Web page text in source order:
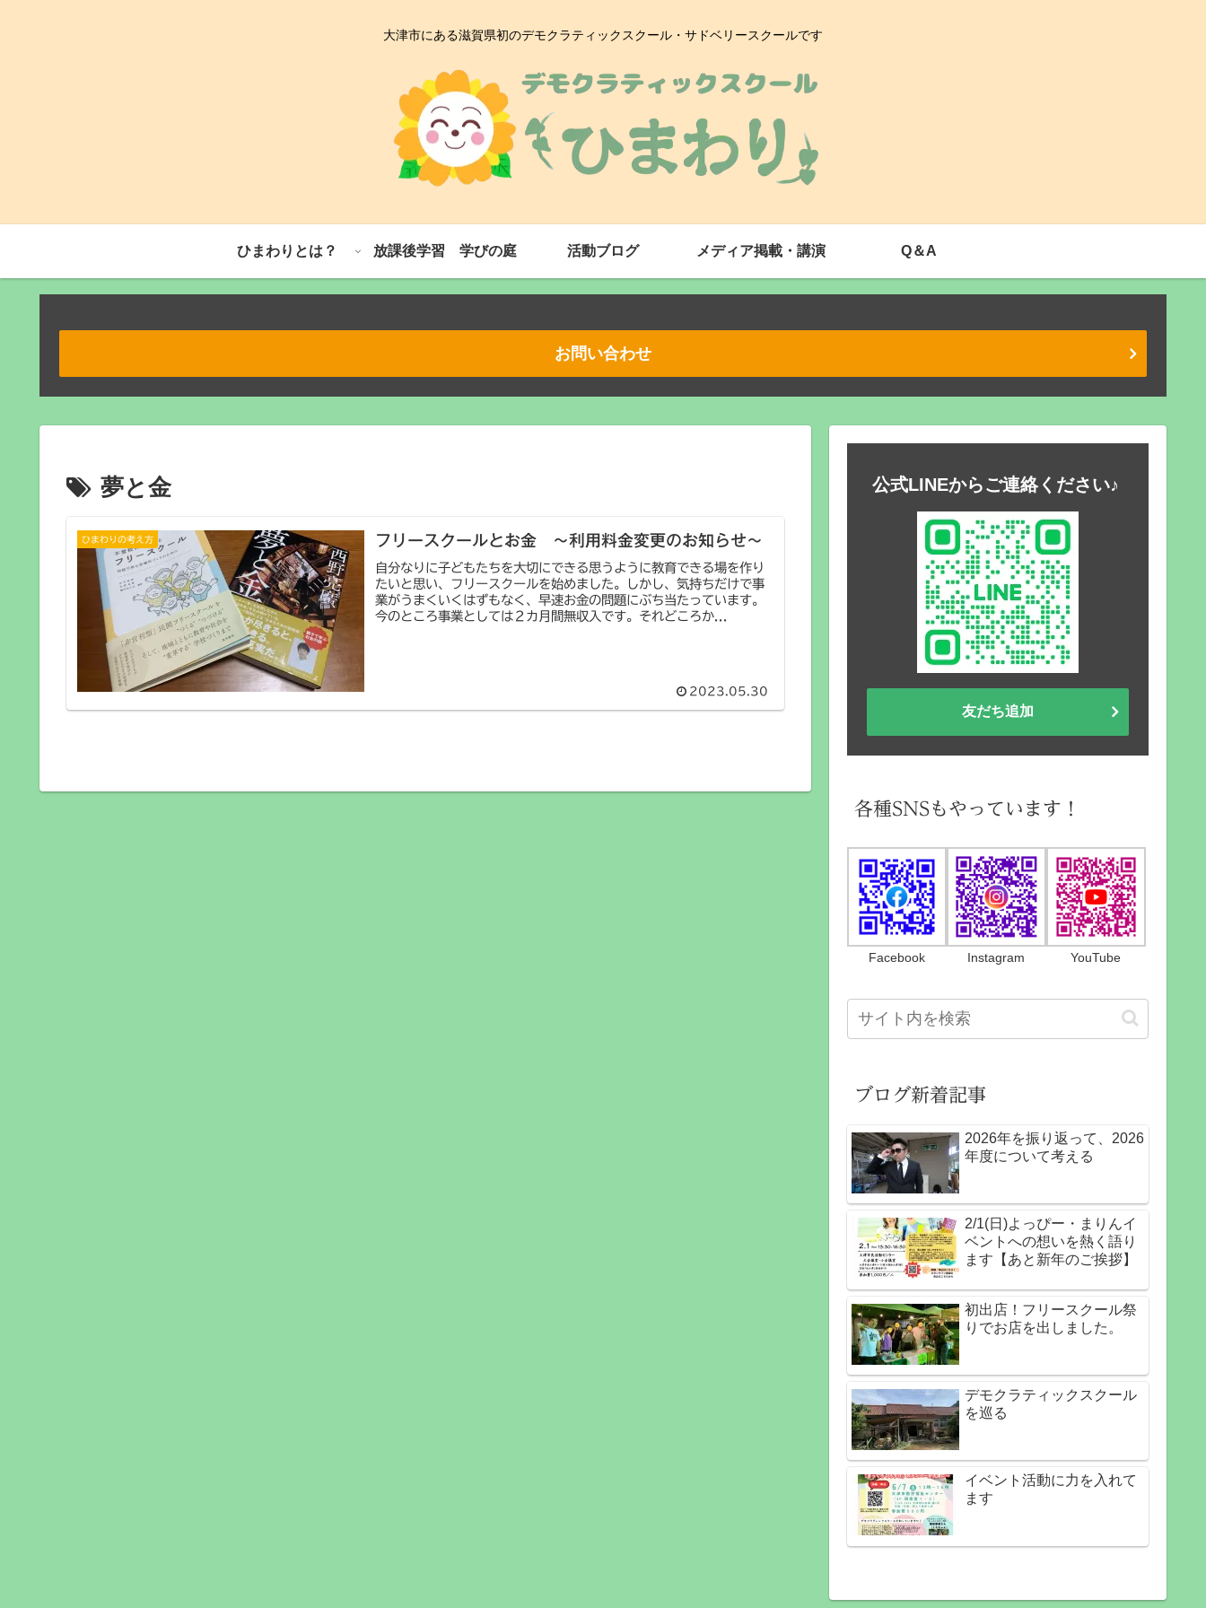
大津市にある滋賀県初のデモクラティックスクール・サドベリースクールです
ひまわりとは？ 放課後学習 学びの庭 活動ブログ メディア掲載・講演 Q＆A
お問い合わせ
夢と金
ひまわりの考え方 フリースクールとお金 ～利用料金変更のお知らせ～
自分なりに子どもたちを大切にできる思うように教育できる場を作り
たいと思い、フリースクールを始めました。しかし、気持ちだけで事
業がうまくいくはずもなく、早速お金の問題にぶち当たっています。
今のところ事業としては２カ月間無収入です。それどころか...
2023.05.30
公式LINEからご連絡ください♪
友だち追加
各種SNSもやっています！
Facebook Instagram YouTube
ブログ新着記事
2026年を振り返って、2026
年度について考える
2/1(日)よっぴー・まりんイ
ベントへの想いを熱く語り
ます【あと新年のご挨拶】
初出店！フリースクール祭
りでお店を出しました。
デモクラティックスクール
を巡る
イベント活動に力を入れて
ます